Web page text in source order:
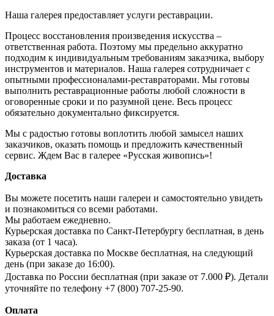
Наша галерея предоставляет услуги реставрации.
Процесс восстановления произведения искусства –
ответственная работа. Поэтому мы предельно аккуратно
подходим к индивидуальным требованиям заказчика, выбору
инструментов и материалов. Наша галерея сотрудничает с
опытными профессионалами-реставраторами. Мы готовы
выполнить реставрационные работы любой сложности в
оговоренные сроки и по разумной цене. Весь процесс
обязательно документально фиксируется.
Мы с радостью готовы воплотить любой замысел наших
заказчиков, оказать помощь и предложить качественный
сервис. Ждем Вас в галерее «Русская живопись»!
Доставка
Вы можете посетить наши галереи и самостоятельно увидеть
и познакомиться со всеми работами.
Мы работаем ежедневно.
Курьерская доставка по Санкт-Петербургу бесплатная, в день
заказа (от 1 часа).
Курьерская доставка по Москве бесплатная, на следующий
день (при заказе до 16:00).
Доставка по России бесплатная (при заказе от 7.000 ₽). Детали
уточняйте по телефону +7 (800) 707-25-90.
Оплата